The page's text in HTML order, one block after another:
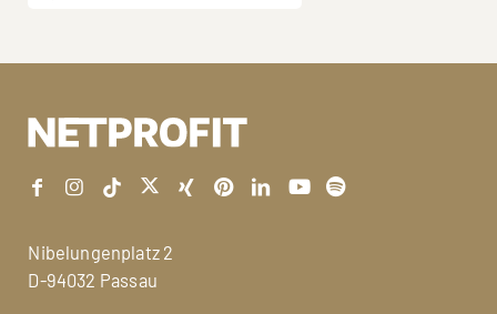
Nibelungenplatz 2
D-94032 Passau